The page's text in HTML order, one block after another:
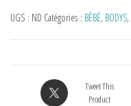
UGS : ND Catégories : BÉBÉ, BODYS,
Tweet This
Product